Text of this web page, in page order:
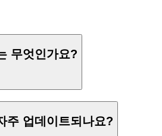
무엇인가요?
주 업데이트되나요?